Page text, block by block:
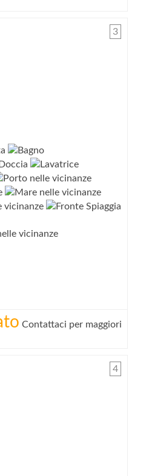
3
Contattaci per maggiori
4